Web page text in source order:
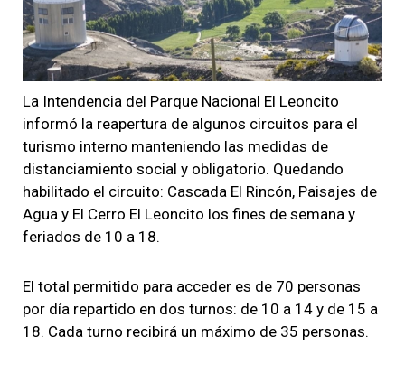
La Intendencia del Parque Nacional El Leoncito
informó la reapertura de algunos circuitos para el
turismo interno manteniendo las medidas de
distanciamiento social y obligatorio. Quedando
habilitado el circuito: Cascada El Rincón, Paisajes de
Agua y El Cerro El Leoncito los fines de semana y
feriados de 10 a 18.
El total permitido para acceder es de 70 personas
por día repartido en dos turnos: de 10 a 14 y de 15 a
18. Cada turno recibirá un máximo de 35 personas.